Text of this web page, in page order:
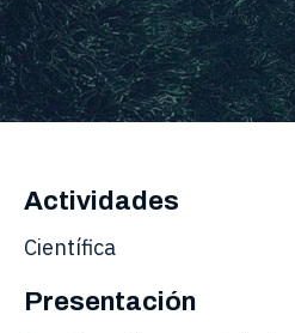
Actividades
Científica
Presentación